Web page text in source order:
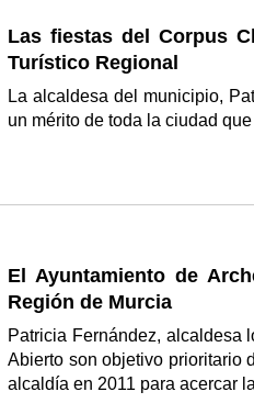
Las fiestas del Corpus
Turístico Regional
La alcaldesa del municipio,
un mérito de toda la ciudad
El Ayuntamiento de
Región de Murcia
Patricia Fernández, alcaldesa
Abierto son objetivo prioritario
alcaldía en 2011 para acercar